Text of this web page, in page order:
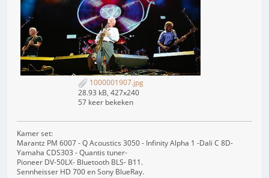
1000001907.jpg
28.93 kB, 427x240
57 keer bekeken
Kamer set:
Marantz PM 6007 - Q Acoustics 3050 - Infinity Alpha 1 -Dali C 8D-
Yamaha CDS303 - Quantis tuner-
Pioneer DV-50LX- Bluetooth BLS- B11.
Sennheisser HD 700 en Sony BlueRay.